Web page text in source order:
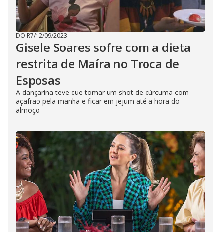
DO R7/12/09/2023
Gisele Soares sofre com a dieta
restrita de Maíra no Troca de
Esposas
A dançarina teve que tomar um shot de cúrcuma com
açafrão pela manhã e ficar em jejum até a hora do
almoço